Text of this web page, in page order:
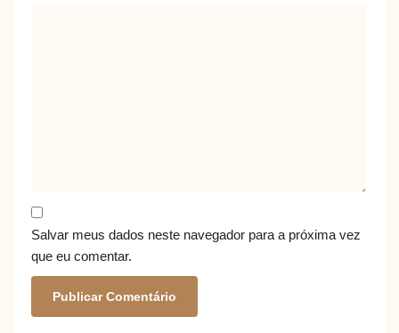
Salvar meus dados neste navegador para a próxima vez
que eu comentar.